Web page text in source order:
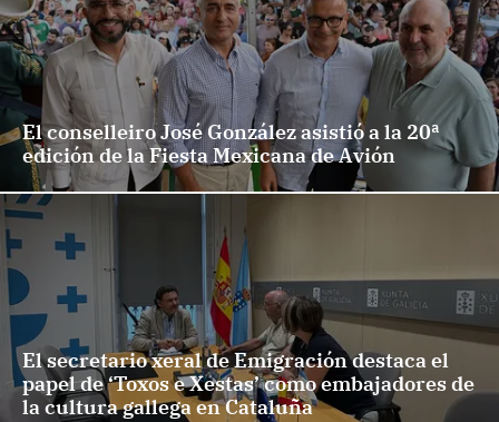
El conselleiro José González asistió a la 20ª
edición de la Fiesta Mexicana de Avión
El secretario xeral de Emigración destaca el
papel de ‘Toxos e Xestas’ como embajadores de
la cultura gallega en Cataluña